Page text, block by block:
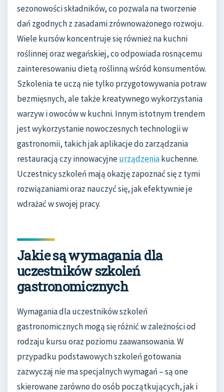
sezonowości składników, co pozwala na tworzenie
dań zgodnych z zasadami zrównoważonego rozwoju.
Wiele kursów koncentruje się również na kuchni
roślinnej oraz wegańskiej, co odpowiada rosnącemu
zainteresowaniu dietą roślinną wśród konsumentów.
Szkolenia te uczą nie tylko przygotowywania potraw
bezmięsnych, ale także kreatywnego wykorzystania
warzyw i owoców w kuchni. Innym istotnym trendem
jest wykorzystanie nowoczesnych technologii w
gastronomii, takich jak aplikacje do zarządzania
restauracją czy innowacyjneurządzeniakuchenne.
Uczestnicy szkoleń mają okazję zapoznać się z tymi
rozwiązaniami oraz nauczyć się, jak efektywnie je
wdrażać w swojej pracy.
Jakie są wymagania dla
uczestników szkoleń
gastronomicznych
Wymagania dla uczestników szkoleń
gastronomicznych mogą się różnić w zależności od
rodzaju kursu oraz poziomu zaawansowania. W
przypadku podstawowych szkoleń gotowania
zazwyczaj nie ma specjalnych wymagań – są one
skierowane zarówno do osób początkujących, jak i